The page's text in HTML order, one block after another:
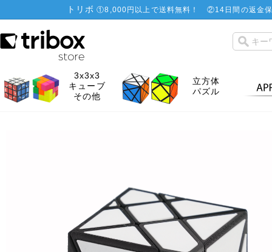
トリボ ①8,000円以上で送料無料！ ②14日間の返金
3x3x3
キューブ
その他
立方体
パズル